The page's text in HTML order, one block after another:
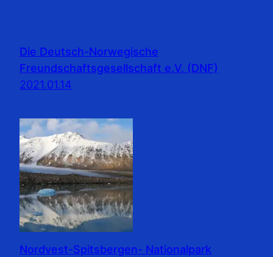
Die Deutsch-Norwegische
Freundschaftsgesellschaft e.V. (DNF)
2021.01.14
Nordvest-Spitsbergen- Nationalpark